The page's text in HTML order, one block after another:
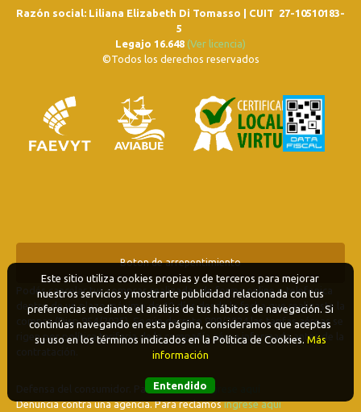
Razón social: Liliana Elizabeth Di Tomasso | CUIT 27-10510183-
5
Legajo 16.648 (Ver licencia)
©Todos los derechos reservados
Boton de arrepentimiento
Podés cancelar tus compras realizadas de forma online o telefonica
dentro de un plazo máximo de 10 días desde la fecha que realizaste la
compra (Disp.954/2025). Según decreto 809/2024 las tarifas aéreas se
rigen por política tarifaria de la compañía aérea informada antes de la
Defensa del consumidor. Para reclamosingrese aquí
Denuncia contra una agencia. Para reclamosingrese aquí
Este sitio utiliza cookies propias y de terceros para mejorar
nuestros servicios y mostrarte publicidad relacionada con tus
preferencias mediante el análisis de tus hábitos de navegación. Si
continúas navegando en esta página, consideramos que aceptas
su uso en los términos indicados en la Política de Cookies. Más
información
Entendido